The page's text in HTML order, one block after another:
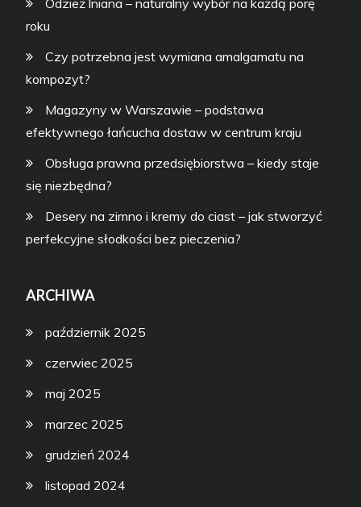
Odzież lniana – naturalny wybór na każdą porę
roku
Czy potrzebna jest wymiana amalgamatu na
kompozyt?
Magazyny w Warszawie – podstawa
efektywnego łańcucha dostaw w centrum kraju
Obsługa prawna przedsiębiorstwa – kiedy staje
się niezbędna?
Desery na zimno i kremy do ciast – jak stworzyć
perfekcyjne słodkości bez pieczenia?
ARCHIWA
październik 2025
czerwiec 2025
maj 2025
marzec 2025
grudzień 2024
listopad 2024